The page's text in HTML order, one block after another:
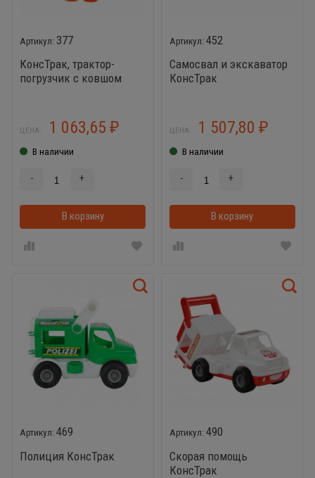
377
КонсТрак, трактор-
погрузчик с ковшом
ЦЕНА: 1 063,65 ₽
В наличии
- +
В корзину
452
Самосвал и экскаватор
КонсТрак
ЦЕНА: 1 507,80₽
В наличии
- +
В корзину
469
Полиция КонсТрак
490
Скорая помощь
КонсТрак